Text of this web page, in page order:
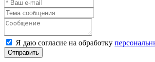
Я даю согласие на обработку
Отправить